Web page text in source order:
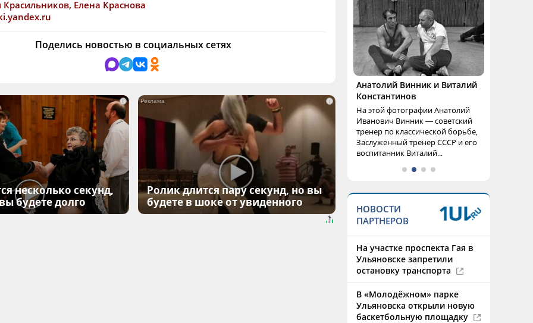
Красильников, Елена Краснова
Поделись новостью в социальных сетях
i
несколько секунд,
будете долго
i
Ролик длится пару секунд, но вы
будете в шоке от увиденного
Анатолий Винник и Виталий
Константинов
На этой фотографии Анатолий
Иванович Винник — советский
тренер по классической борьбе,
Заслуженный тренер СССР и его
воспитанник Виталий...
НОВОСТИ
ПАРТНЕРОВ
На участке проспекта Гая в
Ульяновске запретили
остановку транспорта
В «Молодёжном» парке
Ульяновска открыли новую
баскетбольную площадку